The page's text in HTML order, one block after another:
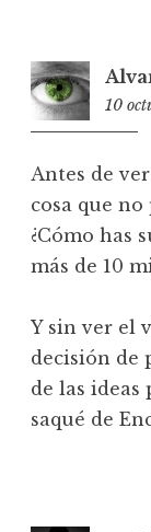
10
Antes de
cosa que
¿Cómo has
más de 10
Y sin ver el
decisión de
de las ideas
saqué de